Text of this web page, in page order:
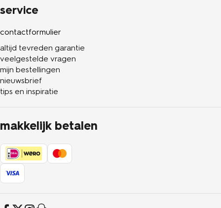
service
contactformulier
altijd tevreden garantie
veelgestelde vragen
mijn bestellingen
nieuwsbrief
tips en inspiratie
makkelijk betalen